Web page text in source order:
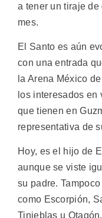
a tener un tiraje
mes.
El Santo es aún
con una entrada
la Arena México
los interesados en
que tienen en
representativa de
Hoy, es el hijo de
aunque se viste
su padre.
como Escorpión,
Tinieblas u Otagón.